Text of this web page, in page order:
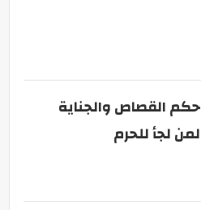
حكم القصاص والجناية
لمن لجأ للحرم